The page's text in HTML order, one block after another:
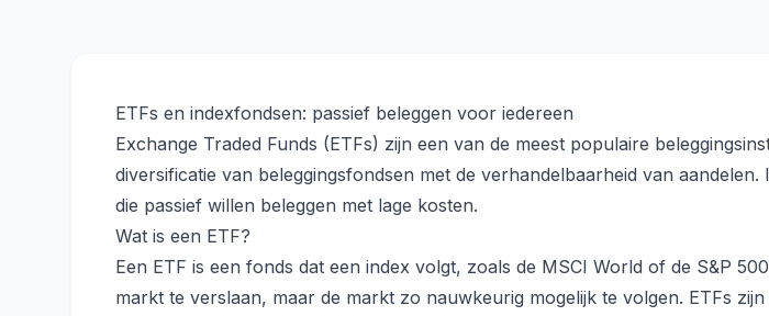
ETFs en indexfondsen: passief beleggen voor iedereen
Exchange Traded Funds (ETFs) zijn een van de meest populaire
diversificatie van beleggingsfondsen met de verhandelbaarheid van
die passief willen beleggen met lage kosten.
Wat is een ETF?
Een ETF is een fonds dat een index volgt, zoals de MSCI World of de S&P
markt te verslaan, maar de markt zo nauwkeurig mogelijk te volgen. ETFs